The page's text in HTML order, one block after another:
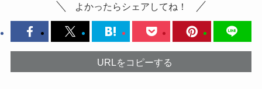
よかったらシェアしてね！
URLをコピーする